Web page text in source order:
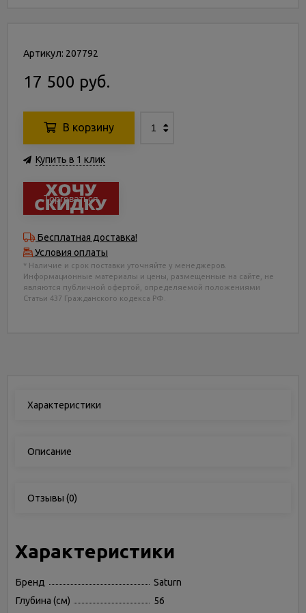
Артикул: 207792
17 500 руб.
В корзину
Купить в 1 клик
Торговаться
Бесплатная доставка!
Условия оплаты
* Наличие и срок поставки уточняйте у менеджеров.
Информационные материалы и цены, размещенные на сайте, не
являются публичной офертой, определяемой положениями
Статьи 437 Гражданского кодекса РФ.
Характеристики
Описание
Отзывы (0)
Характеристики
Бренд
Saturn
Глубина (см)
56